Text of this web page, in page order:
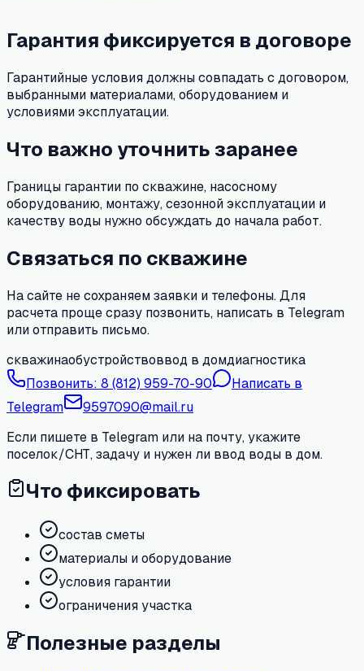
Гарантия фиксируется в договоре
Гарантийные условия должны совпадать с договором,
выбранными материалами, оборудованием и
условиями эксплуатации.
Что важно уточнить заранее
Границы гарантии по скважине, насосному
оборудованию, монтажу, сезонной эксплуатации и
качеству воды нужно обсуждать до начала работ.
Связаться по скважине
На сайте не сохраняем заявки и телефоны. Для
расчета проще сразу позвонить, написать в Telegram
или отправить письмо.
скважинаобустройствоввод в домдиагностика
Позвонить: 8 (812) 959-70-90
Написать в
Telegram
9597090@mail.ru
Если пишете в Telegram или на почту, укажите
поселок/СНТ, задачу и нужен ли ввод воды в дом.
Что фиксировать
состав сметы
материалы и оборудование
условия гарантии
ограничения участка
Полезные разделы